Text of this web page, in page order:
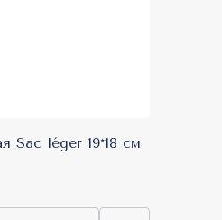
Sac léger 19*18 см